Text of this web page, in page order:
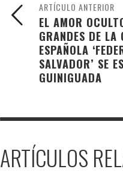
ARTÍCULO ANTERIOR
EL AMOR
GRANDES DE LA
ESPAÑOLA
SALVADOR’ SE
GUINIGUADA
ARTÍCULOS